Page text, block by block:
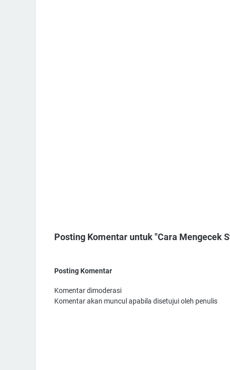
Posting Komentar untuk "Cara Mengecek
Posting Komentar
Komentar dimoderasi
Komentar akan muncul apabila disetujui oleh penulis